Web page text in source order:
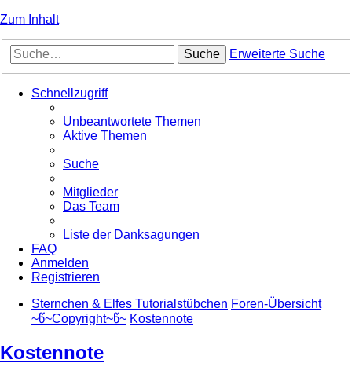
Zum Inhalt
Suche Erweiterte Suche
Schnellzugriff
Unbeantwortete Themen
Aktive Themen
Suche
Mitglieder
Das Team
Liste der Danksagungen
FAQ
Anmelden
Registrieren
Sternchen & Elfes Tutorialstübchen Foren-Übersicht
~წ~Copyright~წ~ Kostennote
Kostennote